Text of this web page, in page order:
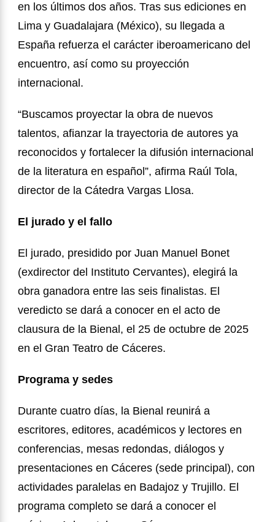
en los ú ltimos dos años. Tras sus ediciones en
Lima y Guadalajara (México), su llegada a
España refuerza el carácter iberoamericano del
encuentro, así como su proyección
internacional.
“Buscamos proyectar la obra de nuevos
talentos, afianzar la trayectoria de autores ya
reconocidos y fortalecer la difusión internacional
de la literatura en español”, afirma Raúl Tola,
director de la Cátedra Vargas Llosa.
El jurado y el fallo
El jurado, presidido por Juan Manuel Bonet
(exdirector del Instituto Cervantes), elegirá la
obra ganadora entre las seis finalistas. El
veredicto se dará a conocer en el acto de
clausura de la Bienal, el 25 de octubre de 2025
en el Gran Teatro de Cáceres.
Programa y sedes
Durante cuatro días, la Bienal reunirá a
escritores, editores, académicos y lectores en
conferencias, mesas redondas, diálogos y
presentaciones en Cáceres (sede principal), con
actividades paralelas en Badajoz y Trujillo. El
programa completo se dará a conocer el